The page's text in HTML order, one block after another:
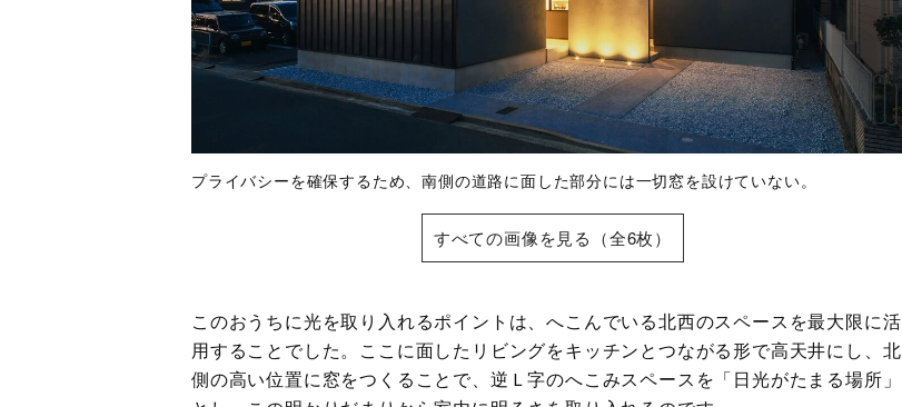
プライバシーを確保するため、南側の道路に面した部分には一切窓を設けていない。
すべての画像を見る（全6枚）
このおうちに光を取り入れるポイントは、へこんでいる北西のスペースを最大限に活
用することでした。ここに面したリビングをキッチンとつながる形で高天井にし、北
側の高い位置に窓をつくることで、逆Ｌ字のへこみスペースを「日光がたまる場所」